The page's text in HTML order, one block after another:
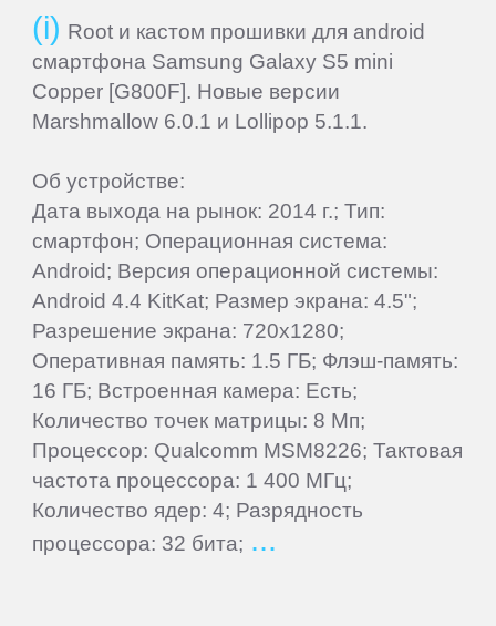
Root и кастом прошивки для android
смартфона Samsung Galaxy S5 mini
Copper [G800F]. Новые версии
Marshmallow 6.0.1 и Lollipop 5.1.1.
Об устройстве:
Дата выхода на рынок: 2014 г.; Тип:
смартфон; Операционная система:
Android; Версия операционной системы:
Android 4.4 KitKat; Размер экрана: 4.5";
Разрешение экрана: 720x1280;
Оперативная память: 1.5 ГБ; Флэш-память:
16 ГБ; Встроенная камера: Есть;
Количество точек матрицы: 8 Мп;
Процессор: Qualcomm MSM8226; Тактовая
частота процессора: 1 400 МГц;
Количество ядер: 4; Разрядность
процессора: 32 бита;
Ginzzu
Gionee
Google
Highscreen
HTC
Huawei
Hugerock
iNew